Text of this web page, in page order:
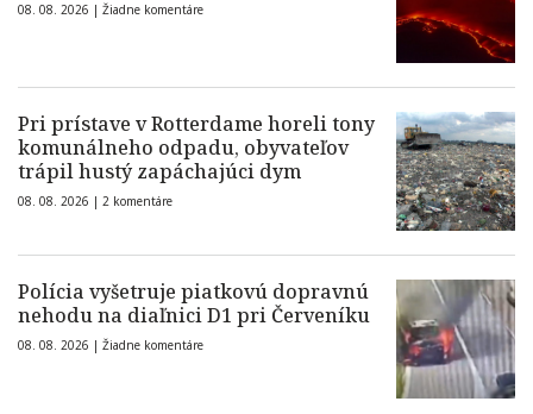
08. 08. 2026 | Žiadne komentáre
Pri prístave v Rotterdame horeli tony
komunálneho odpadu, obyvateľov
trápil hustý zapáchajúci dym
08. 08. 2026 | 2 komentáre
Polícia vyšetruje piatkovú dopravnú
nehodu na diaľnici D1 pri Červeníku
08. 08. 2026 | Žiadne komentáre